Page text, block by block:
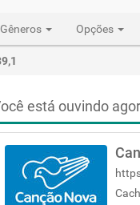
Gêneros Opções
está ouvindo